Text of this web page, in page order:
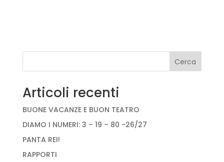
Cerca
Articoli recenti
BUONE VACANZE E BUON TEATRO
DIAMO I NUMERI: 3 – 19 – 80 -26/27
PANTA REI!
RAPPORTI